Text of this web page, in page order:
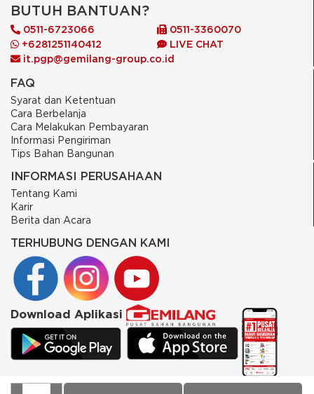
BUTUH BANTUAN?
0511-6723066
0511-3360070
+6281251140412
LIVE CHAT
it.pgp@gemilang-group.co.id
FAQ
Syarat dan Ketentuan
Cara Berbelanja
Cara Melakukan Pembayaran
Informasi Pengiriman
Tips Bahan Bangunan
INFORMASI PERUSAHAAN
Tentang Kami
Karir
Berita dan Acara
TERHUBUNG DENGAN KAMI
Download Aplikasi